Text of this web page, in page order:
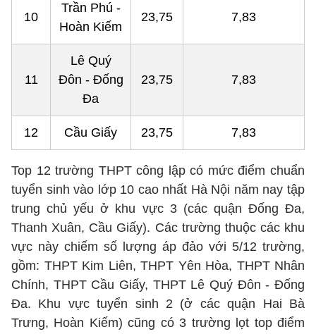
10
Trần Phú -
Hoàn Kiếm
23,75 7,83
11
Lê Quý
Đôn - Đống
Đa
23,75 7,83
12 Cầu Giấy 23,75 7,83
Top 12 trường THPT công lập có mức điểm chuẩn
tuyển sinh vào lớp 10 cao nhất Hà Nội năm nay tập
trung chủ yếu ở khu vực 3 (các quận Đống Đa,
Thanh Xuân, Cầu Giấy). Các trường thuộc các khu
vực này chiếm số lượng áp đảo với 5/12 trường,
gồm: THPT Kim Liên, THPT Yên Hòa, THPT Nhân
Chính, THPT Cầu Giấy, THPT Lê Quý Đôn - Đống
Đa. Khu vực tuyển sinh 2 (ở các quận Hai Bà
Trưng, Hoàn Kiếm) cũng có 3 trường lọt top điểm